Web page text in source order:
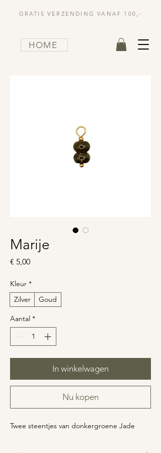
GRATIS VERZENDING VANAF 100,-
HOME
Marije
€ 5,00Prijs
Kleur *
Zilver
Goud
Aantal *
In winkelwagen
Nu kopen
Twee steentjes van donkergroene Jade